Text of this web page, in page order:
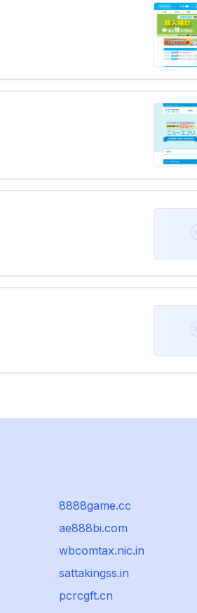
8888game.cc
ae888bi.com
wbcomtax.nic.in
sattakingss.in
pcrcgft.cn